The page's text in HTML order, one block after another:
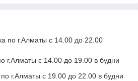
по г.Алматы с 14.00 до 22.00
г.Алматы с 14.00 до 19.00 в будни
г.Алматы с 19.00 до 22.00 в будни